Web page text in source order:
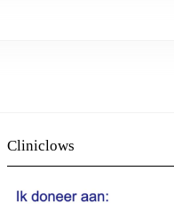
Cliniclows